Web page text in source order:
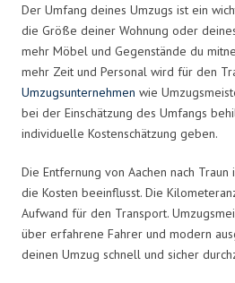
Der Umfang deines Umzugs ist ein
die Größe deiner Wohnung oder
mehr Möbel und Gegenstände du
mehr Zeit und Personal wird für den
Umzugsunternehmen wie
bei der Einschätzung des Umfangs
individuelle Kostenschätzung geben.
Die Entfernung von Aachen nach
die Kosten beeinflusst. Die
Aufwand für den Transport.
über erfahrene Fahrer und modern
deinen Umzug schnell und sicher